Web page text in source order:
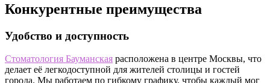
Конкурентные преимущества
Удобство и доступность
Стоматология Бауманская расположена в центре Москвы, что
делает её легкодоступной для жителей столицы и гостей
города. Мы работаем по гибкому графику, чтобы каждый мог